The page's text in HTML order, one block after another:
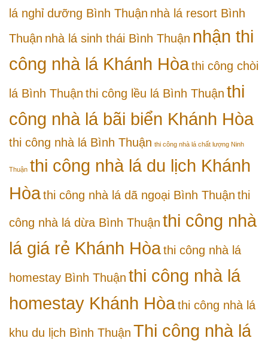
lá nghỉ dưỡng Bình Thuận nhà lá resort Bình
Thuận nhà lá sinh thái Bình Thuận nhận thi
công nhà lá Khánh Hòathi công chòi
lá Bình Thuận thi công lều lá Bình Thuận thi
công nhà lá bãi biển Khánh Hòa
thi công nhà lá Bình Thuận thi công nhà lá chất lượng Ninh
Thuận thi công nhà lá du lịch Khánh
Hòathi công nhà lá dã ngoại Bình Thuận thi
công nhà lá dừa Bình Thuận thi công nhà
lá giá rẻ Khánh Hòathi công nhà lá
homestay Bình Thuận thi công nhà lá
homestay Khánh Hòathi công nhà lá
khu du lịch Bình Thuận Thi công nhà lá